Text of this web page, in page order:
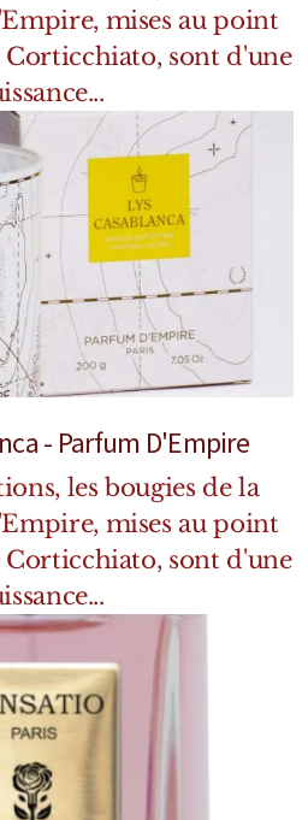
mises au point
sont d'une
- Parfum D'Empire
les bougies de la
mises au point
sont d'une